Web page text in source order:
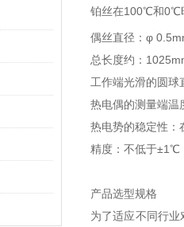
铂丝在100℃和0℃
偶丝直径：φ
总长度约：
工作端光滑的圆
热电偶的测量端
热电势的稳定性
精度：不低于±1℃
产品选型规格
为了适应不同行